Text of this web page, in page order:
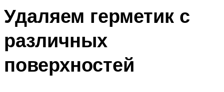
Удаляем герметик с
различных
поверхностей